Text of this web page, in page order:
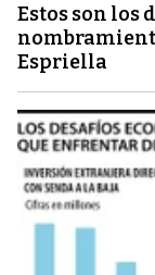
Estos son los
Espriella